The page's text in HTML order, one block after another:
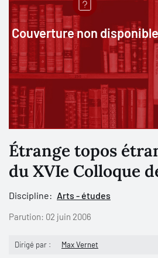
Couverture non disponible
Étrange topos
du XVIe Colloque
Discipline: Arts - études
Parution: 02 juin 2006
Dirigé par : Max Vernet